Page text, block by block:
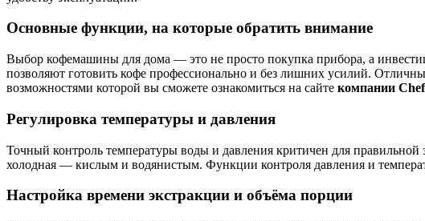
Основные функции, на которые обратить внимание
Выбор кофемашины для дома — это не просто покупка прибора, а
позволяют готовить кофе профессионально и без лишних усилий.
возможностями которой вы сможете ознакомиться на сайте компании
Регулировка температуры и давления
Точный контроль температуры воды и давления критичен для
холодная — кислым и водянистым. Функции контроля давления и
Настройка времени экстракции и объёма порции